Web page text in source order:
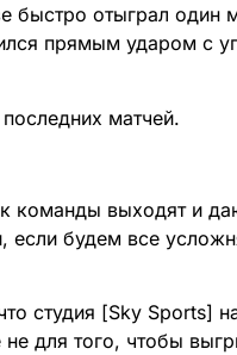
быстро отыграл один
прямым ударом с
матчей.
команды выходят и
будем все
студия [Sky Sports]
для того, чтобы